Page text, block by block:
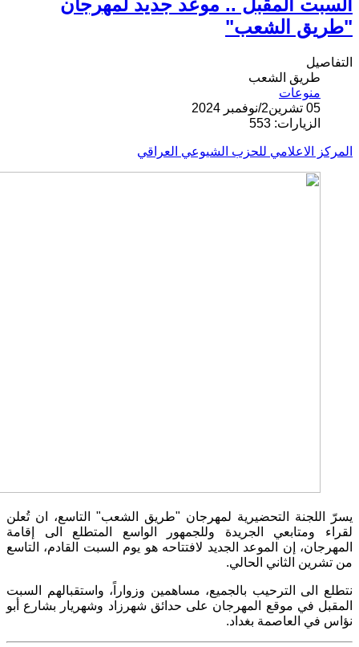
السبت المقبل .. موعد جديد لمهرجان
"طريق الشعب"
التفاصيل
طريق الشعب
منوعات
05 تشرين2/نوفمبر 2024
الزيارات: 553
المركز الاعلامي للحزب الشيوعي العراقي
يسرّ اللجنة التحضيرية لمهرجان "طريق الشعب" التاسع، ان تُعلن
لقراء ومتابعي الجريدة وللجمهور الواسع المتطلع الى إقامة
المهرجان، إن الموعد الجديد لافتتاحه هو يوم السبت القادم، التاسع
من تشرين الثاني الحالي.
نتطلع الى الترحيب بالجميع، مساهمين وزواراً، واستقبالهم السبت
المقبل في موقع المهرجان على حدائق شهرزاد وشهريار بشارع أبو
نؤاس في العاصمة بغداد.